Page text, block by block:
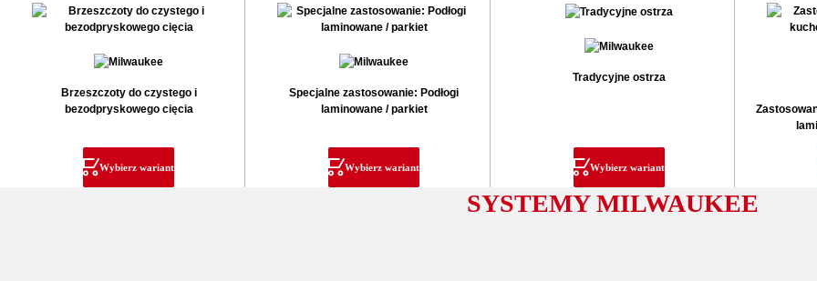
Brzeszczoty do czystego i
bezodpryskowego cięcia
Wybierz wariant
Specjalne zastosowanie: Podłogi
laminowane / parkiet
Wybierz wariant
Tradycyjne ostrza
Wybierz wariant
SYSTEMY MILWAUKEE